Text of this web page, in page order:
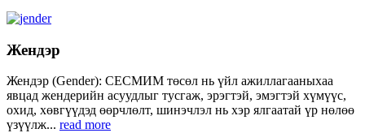
Жендэр
Жендэр (Gender): СЕСМИМ төсөл нь үйл ажиллагааныхаа
явцад жендерийн асуудлыг тусгаж, эрэгтэй, эмэгтэй хүмүүс,
охид, хөвгүүдэд өөрчлөлт, шинэчлэл нь хэр ялгаатай үр нөлөө
үзүүлж... read more